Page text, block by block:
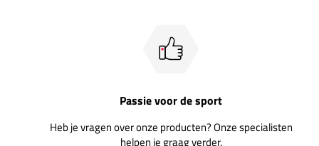
Passie voor de sport
Heb je vragen over onze producten? Onze specialisten
helpen je graag verder.